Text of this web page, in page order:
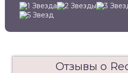
Отзывы о